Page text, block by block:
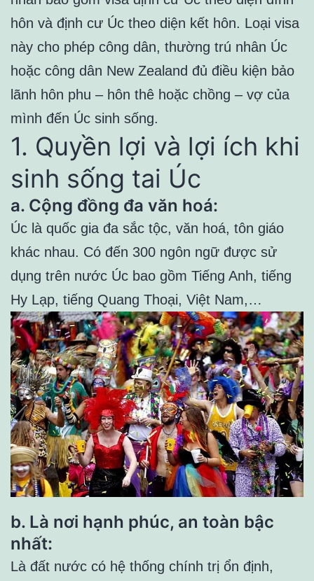
hôn và định cư Úc theo diện kết hôn. Loại visa
này cho phép công dân, thường trú nhân Úc
hoặc công dân New Zealand đủ điều kiện bảo
lãnh hôn phu – hôn thê hoặc chồng – vợ của
mình đến Úc sinh sống.
1. Quyền lợi và lợi ích khi
sinh sống tai Úc
a. Cộng đồng đa văn hoá:
Úc là quốc gia đa sắc tộc, văn hoá, tôn giáo
khác nhau. Có đến 300 ngôn ngữ được sử
dụng trên nước Úc bao gồm Tiếng Anh, tiếng
Hy Lạp, tiếng Quang Thoại, Việt Nam,…
b. Là nơi hạnh phúc, an toàn bậc
nhất:
Là đất nước có hệ thống chính trị ổn định,